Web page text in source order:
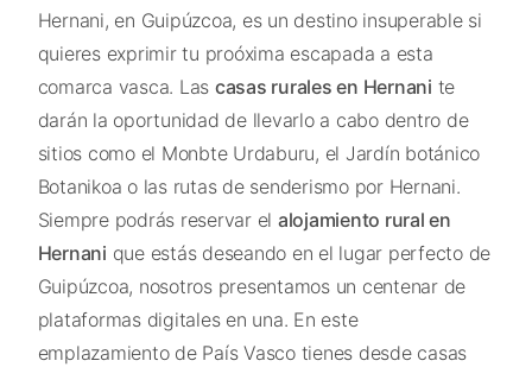
Hernani, en Guipúzcoa, es un destino insuperable si
quieres exprimir tu proóxima escapada a esta
comarca vasca. Las casas rurales en Hernani te
darán la oportunidad de llevarlo a cabo dentro de
sitios como el Monbte Urdaburu, el Jardín botánico
Botanikoa o las rutas de senderismo por Hernani.
Siempre podrás reservar el alojamiento rural en
Hernani que estás deseando en el lugar perfecto de
Guipúzcoa, nosotros presentamos un centenar de
plataformas digitales en una. En este
emplazamiento de País Vasco tienes desde casas